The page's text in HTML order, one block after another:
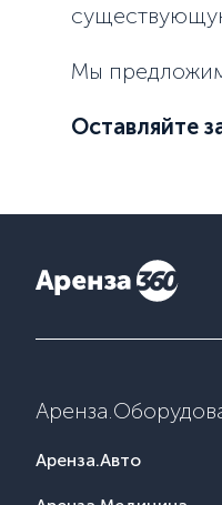
Мы
Оставляйте
Аренза.Авто